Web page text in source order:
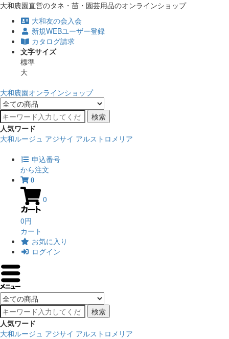
大和農園直営のタネ・苗・園芸用品のオンラインショップ
大和友の会入会
新規WEBユーザー登録
カタログ請求
文字サイズ
標準
大
大和農園オンラインショップ
検索
人気ワード
大和ルージュ アジサイ アルストロメリア
申込番号
から注文
0
0
0円
カート
お気に入り
ログイン
検索
人気ワード
大和ルージュ アジサイ アルストロメリア